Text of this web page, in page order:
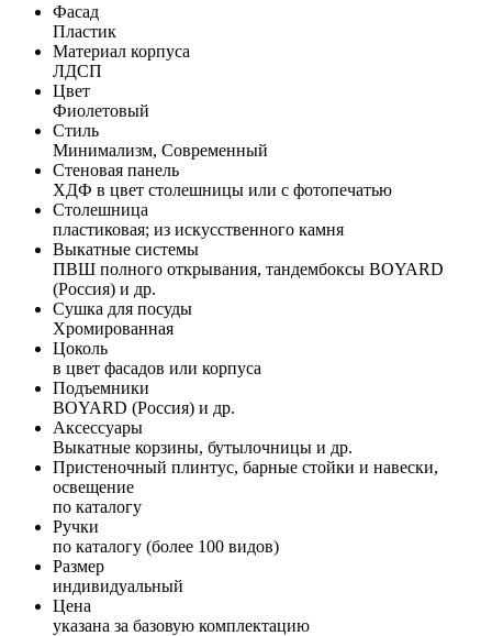
Фасад
Пластик
Материал корпуса
ЛДСП
Цвет
Фиолетовый
Стиль
Минимализм, Современный
Стеновая панель
ХДФ в цвет столешницы или с фотопечатью
Столешница
пластиковая; из искусственного камня
Выкатные системы
ПВШ полного открывания, тандембоксы BOYARD
(Россия) и др.
Сушка для посуды
Хромированная
Цоколь
в цвет фасадов или корпуса
Подъемники
BOYARD (Россия) и др.
Аксессуары
Выкатные корзины, бутылочницы и др.
Пристеночный плинтус, барные стойки и навески,
освещение
по каталогу
Ручки
по каталогу (более 100 видов)
Размер
индивидуальный
Цена
указана за базовую комплектацию